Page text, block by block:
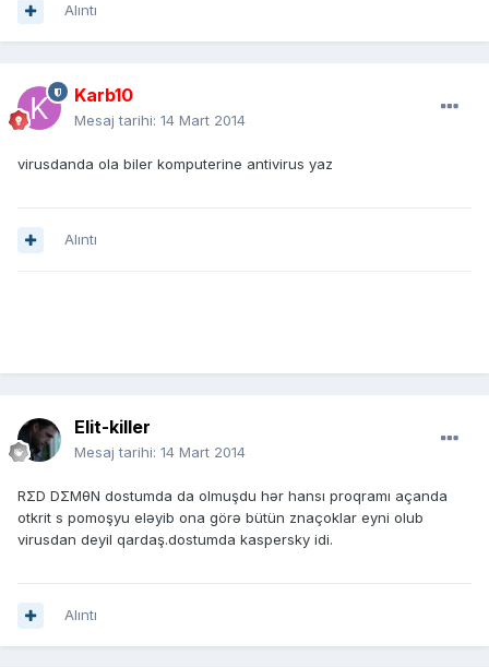
Alıntı
Karb10
Mesaj tarihi: 14 Mart 2014
virusdanda ola biler komputerine antivirus yaz
Alıntı
Elit-killer
Mesaj tarihi: 14 Mart 2014
RΣD DΣMθN dostumda da olmuşdu hər hansı proqramı açanda
otkrit s pomoşyu eləyib ona görə bütün znaçoklar eyni olub
virusdan deyil qardaş.dostumda kaspersky idi.
Alıntı